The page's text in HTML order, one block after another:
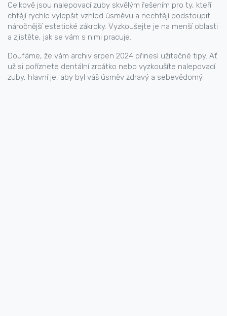
Celkově jsou nalepovací zuby skvělým řešením pro ty, kteří
chtějí rychle vylepšit vzhled úsměvu a nechtějí podstoupit
náročnější estetické zákroky. Vyzkoušejte je na menší oblasti
a zjistěte, jak se vám s nimi pracuje.
Doufáme, že vám archiv srpen 2024 přinesl užitečné tipy. Ať
už si poříznete dentální zrcátko nebo vyzkoušíte nalepovací
zuby, hlavní je, aby byl váš úsměv zdravý a sebevědomý.